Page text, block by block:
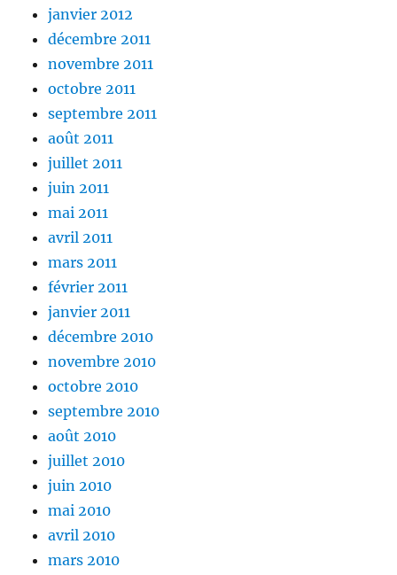
janvier 2012
décembre 2011
novembre 2011
octobre 2011
septembre 2011
août 2011
juillet 2011
juin 2011
mai 2011
avril 2011
mars 2011
février 2011
janvier 2011
décembre 2010
novembre 2010
octobre 2010
septembre 2010
août 2010
juillet 2010
juin 2010
mai 2010
avril 2010
mars 2010